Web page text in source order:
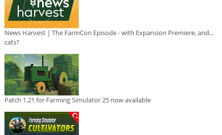
News Harvest | The FarmCon Episode - with Expansion Premiere, and...
cats?
Patch 1.21 for Farming Simulator 25 now available